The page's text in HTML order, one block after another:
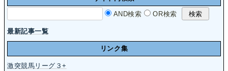
AND検索 OR検索
最新記事一覧
リンク集
激突競馬リーグ３+